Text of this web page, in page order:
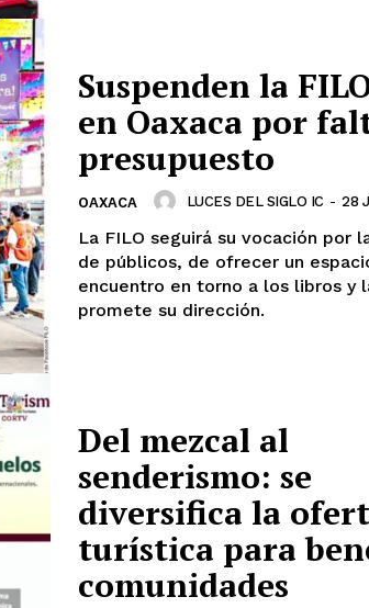
Empresa
Suspenden la
en Oaxaca por
presupuesto
OAXACA LUCES DEL SIGLO IC - 28
La FILO seguirá su vocación por
de públicos, de ofrecer un
encuentro en torno a los libros y
promete su dirección.
Del mezcal al
senderismo: se
diversifica la
turística para
comunidades